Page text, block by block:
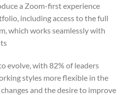
a Zoom-first experience
including access to the full
which works seamlessly with
evolve, with 82% of leaders
styles more flexible in the
and the desire to improve